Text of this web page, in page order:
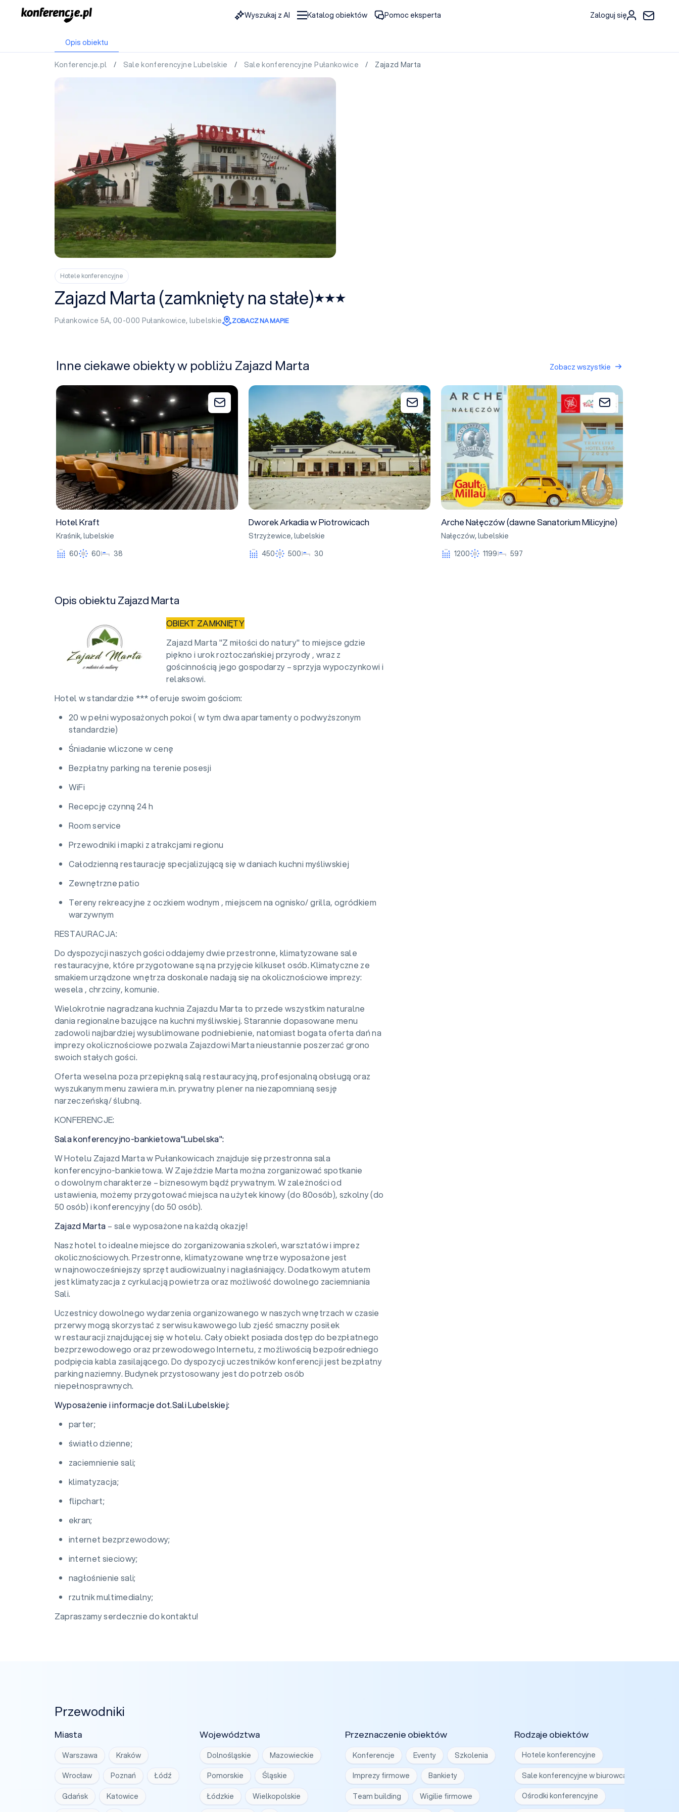
Wyszukaj z AI Katalog obiektów Pomoc eksperta Zaloguj się
Opis obiektu
Konferencje.pl / Sale konferencyjne Lubelskie / Sale konferencyjne Pułankowice / Zajazd Marta
Hotele konferencyjne
Zajazd Marta (zamknięty na stałe)
Pułankowice 5A, 00-000 Pułankowice,lubelskie ZOBACZ NA MAPIE
Inne ciekawe obiekty w pobliżu Zajazd Marta Zobacz wszystkie
Hotel Kraft
Kraśnik,lubelskie
60
60 38
Dworek Arkadia w Piotrowicach
Dodaj do zapytania
Dworek Arkadia w Piotrowicach
Strzyżewice,lubelskie
450
500 30
Arche Nałęczów (dawne Sanatorium Milicyjne)
Dodaj do
Arche Nałęczów (dawne Sanatorium Milicyjne)
Nałęczów,lubelskie
1200
1199 597
Opis obiektu Zajazd Marta
OBIEKT ZAMKNIĘTY
Zajazd Marta "Z miłości do natury" to miejsce gdzie
piękno i urok roztoczańskiej przyrody , wraz z
gościnnością jego gospodarzy – sprzyja wypoczynkowi i
relaksowi.
Hotel w standardzie *** oferuje swoim gościom:
20 w pełni wyposażonych pokoi ( w tym dwa apartamenty o podwyższonym
standardzie)
Śniadanie wliczone w cenę
Bezpłatny parking na terenie posesji
WiFi
Recepcję czynną 24 h
Room service
Przewodniki i mapki z atrakcjami regionu
Całodzienną restaurację specjalizującą się w daniach kuchni myśliwskiej
Zewnętrzne patio
Tereny rekreacyjne z oczkiem wodnym , miejscem na ognisko/ grilla, ogródkiem
warzywnym
RESTAURACJA:
Do dyspozycji naszych gości oddajemy dwie przestronne, klimatyzowane sale
restauracyjne, które przygotowane są na przyjęcie kilkuset osób. Klimatyczne ze
smakiem urządzone wnętrza doskonale nadają się na okolicznościowe imprezy:
wesela , chrzciny, komunie.
Wielokrotnie nagradzana kuchnia Zajazdu Marta to przede wszystkim naturalne
dania regionalne bazujące na kuchni myśliwskiej. Starannie dopasowane menu
zadowoli najbardziej wysublimowane podniebienie, natomiast bogata oferta dań na
imprezy okolicznościowe pozwala Zajazdowi Marta nieustannie poszerzać grono
swoich stałych gości.
Oferta weselna poza przepiękną salą restauracyjną, profesjonalną obsługą oraz
wyszukanym menu zawiera m.in. prywatny plener na niezapomnianą sesję
narzeczeńską/ ślubną.
KONFERENCJE:
Sala konferencyjno-bankietowa"Lubelska":
W Hotelu Zajazd Marta w Pułankowicach znajduje się przestronna sala
konferencyjno-bankietowa. W Zajeździe Marta można zorganizować spotkanie
o dowolnym charakterze – biznesowym bądź prywatnym. W zależności od
ustawienia, możemy przygotować miejsca na użytek kinowy (do 80osób), szkolny (do
50 osób) i konferencyjny (do 50 osób).
Zajazd Marta – sale wyposażone na każdą okazję!
Nasz hotel to idealne miejsce do zorganizowania szkoleń, warsztatów i imprez
okolicznościowych. Przestronne, klimatyzowane wnętrze wyposażone jest
w najnowocześniejszy sprzęt audiowizualny i nagłaśniający. Dodatkowym atutem
jest klimatyzacja z cyrkulacją powietrza oraz możliwość dowolnego zaciemniania
Sali.
Uczestnicy dowolnego wydarzenia organizowanego w naszych wnętrzach w czasie
przerwy mogą skorzystać z serwisu kawowego lub zjeść smaczny posiłek
w restauracji znajdującej się w hotelu. Cały obiekt posiada dostęp do bezpłatnego
bezprzewodowego oraz przewodowego Internetu, z możliwością bezpośredniego
podpięcia kabla zasilającego. Do dyspozycji uczestników konferencji jest bezpłatny
parking naziemny. Budynek przystosowany jest do potrzeb osób
niepełnosprawnych.
Wyposażenie i informacje dot.Sali Lubelskiej:
parter;
światło dzienne;
zaciemnienie sali;
klimatyzacja;
flipchart;
ekran;
internet bezprzewodowy;
internet sieciowy;
nagłośnienie sali;
rzutnik multimedialny;
Zapraszamy serdecznie do kontaktu!
Przewodniki
Miasta
Warszawa Kraków
Wrocław Poznań Łódź
Gdańsk Katowice
Województwa
Dolnośląskie Mazowieckie
Pomorskie Śląskie
Łódzkie Wielkopolskie
Przeznaczenie obiektów
Konferencje Eventy Szkolenia
Imprezy firmowe Bankiety
Team building Wigilie firmowe
Rodzaje obiektów
Hotele konferencyjne
Sale konferencyjne w biurowcach
Ośrodki konferencyjne